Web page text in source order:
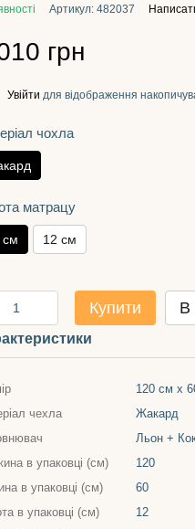
Артикул: 482037
грн
Увійти для відображення
чохла
матрацу
см 12 см
Купити В
120 см х
чехла
Жакард
Льон +
в упаковці (см)
120
в упаковці (см)
60
в упаковці (см)
12